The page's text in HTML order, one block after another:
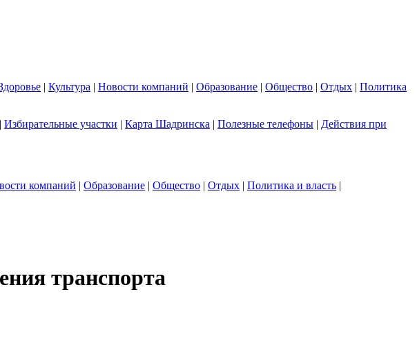
| Культура | Новости компаний | Образование | Общество | Отдых | Политика
| Избирательные участки | Карта Шадринска | Полезные телефоны | Действия при
компаний | Образование | Общество | Отдых | Политика и власть |
транспорта